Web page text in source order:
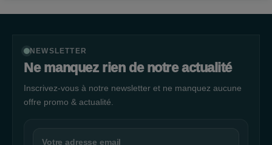
NEWSLETTER
Ne manquez rien de notre actualité
Inscrivez-vous à notre newsletter et ne manquez aucune
offre promo & actualité.